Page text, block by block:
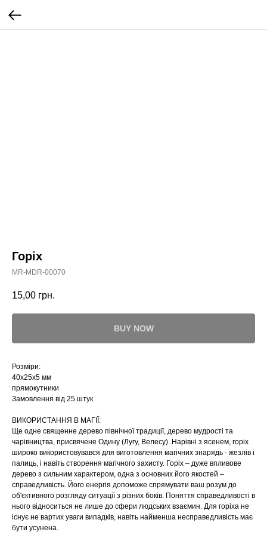
Горіх
MR-MDR-00070
15,00 грн.
BUY NOW
Розміри:
40х25х5 мм
прямокутники
Замовлення від 25 штук
ВИКОРИСТАННЯ В МАГІЇ:
Ще одне священне дерево північної традиції, дерево мудрості та
чарівництва, присвячене Одину (Лугу, Велесу). Нарівні з ясенем, горіх
широко використовувався для виготовлення магічних знарядь - жезлів і
палиць, і навіть створення магічного захисту. Горіх – дуже впливове
дерево з сильним характером, одна з основних його якостей –
справедливість. Його енергія допоможе спрямувати ваш розум до
об'єктивного розгляду ситуації з різних боків. Поняття справедливості в
нього відноситься не лише до сфери людських взаємин. Для горіха не
існує не вартих уваги випадків, навіть найменша несправедливість має
бути усунена.